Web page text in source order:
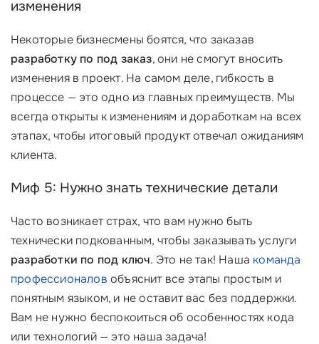
изменения
Некоторые бизнесмены боятся, что заказав
разработку по под заказ, они не смогут вносить
изменения в проект. На самом деле, гибкость в
процессе — это одно из главных преимуществ. Мы
всегда открыты к изменениям и доработкам на всех
этапах, чтобы итоговый продукт отвечал ожиданиям
клиента.
Миф 5: Нужно знать технические детали
Часто возникает страх, что вам нужно быть
технически подкованным, чтобы заказывать услуги
разработки по под ключ. Это не так! Наша команда
профессионалов объяснит все этапы простым и
понятным языком, и не оставит вас без поддержки.
Вам не нужно беспокоиться об особенностях кода
или технологий — это наша задача!